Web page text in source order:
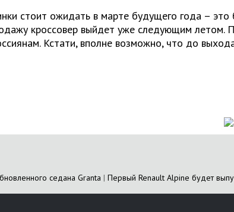
стоит ожидать в марте будущего года –
кроссовер выйдет уже следующим летом.
Кстати, вполне возможно, что до
седана Granta | Первый Renault Alpine будет